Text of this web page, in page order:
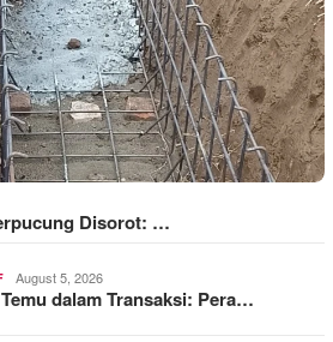
Disorot: …
August 5, 2026
dalam Transaksi: Pera…